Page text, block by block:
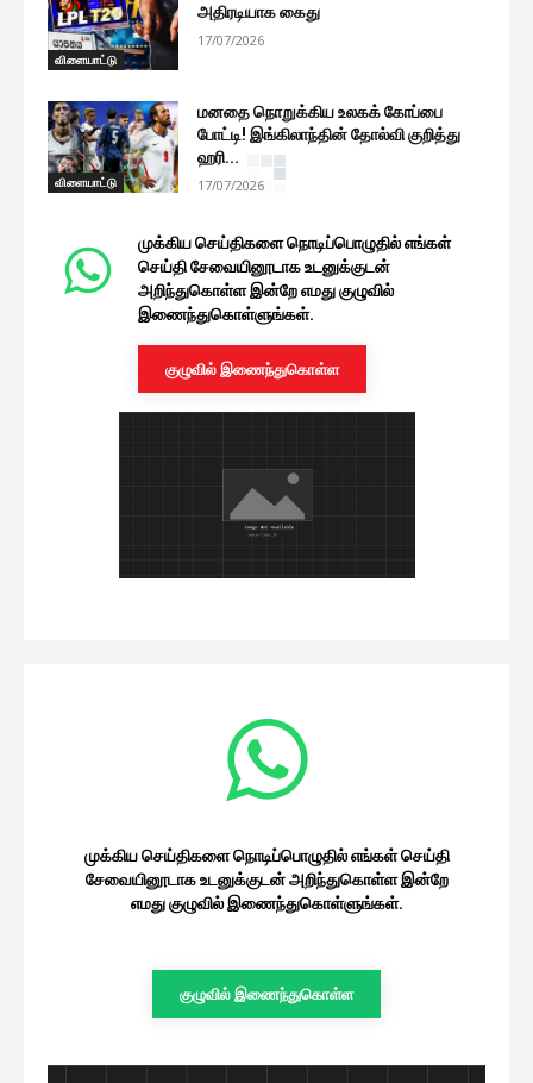
விளையாட்டு
அதிரடியாக கைது
17/07/2026
விளையாட்டு
மனதை நொறுக்கிய உலகக் கோப்பை
போட்டி! இங்கிலாந்தின் தோல்வி குறித்து
ஹரி...
17/07/2026
முக்கிய செய்திகளை நொடிப்பொழுதில் எங்கள்
செய்தி சேவையினூடாக உடனுக்குடன்
அறிந்துகொள்ள இன்றே எமது குழுவில்
இணைந்துகொள்ளுங்கள்.
குழுவில் இணைந்துகொள்ள
முக்கிய செய்திகளை நொடிப்பொழுதில் எங்கள் செய்தி
சேவையினூடாக உடனுக்குடன் அறிந்துகொள்ள இன்றே
எமது குழுவில் இணைந்துகொள்ளுங்கள்.
குழுவில் இணைந்துகொள்ள